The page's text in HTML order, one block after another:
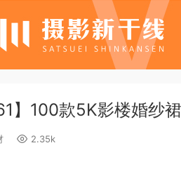
】100款5K影楼婚纱
2.35k